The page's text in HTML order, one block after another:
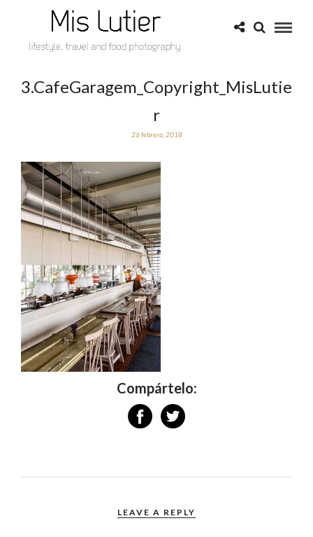
3.CafeGaragem_Copyright_MisLutie
r
26 febrero, 2018
Compártelo:
LEAVE A REPLY